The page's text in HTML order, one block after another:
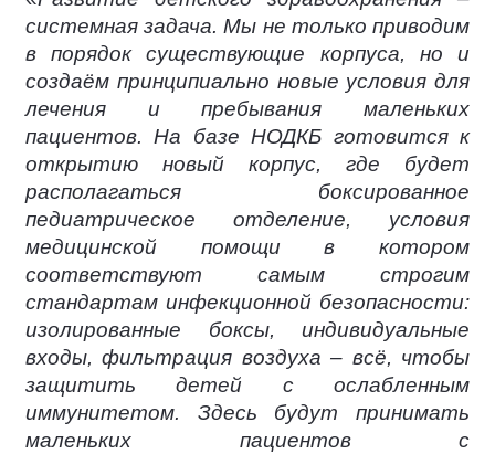
системная задача. Мы не только приводим
в порядок существующие корпуса, но и
создаём принципиально новые условия для
лечения и пребывания маленьких
пациентов. На базе НОДКБ готовится к
открытию новый корпус, где будет
располагаться боксированное
педиатрическое отделение, условия
медицинской помощи в котором
соответствуют самым строгим
стандартам инфекционной безопасности:
изолированные боксы, индивидуальные
входы, фильтрация воздуха – всё, чтобы
защитить детей с ослабленным
иммунитетом. Здесь будут принимать
маленьких пациентов с